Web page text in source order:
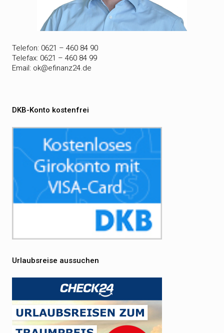
Telefon: 0621 – 460 84 90
Telefax: 0621 – 460 84 99
Email: ok@efinanz24.de
DKB-Konto kostenfrei
Urlaubsreise aussuchen